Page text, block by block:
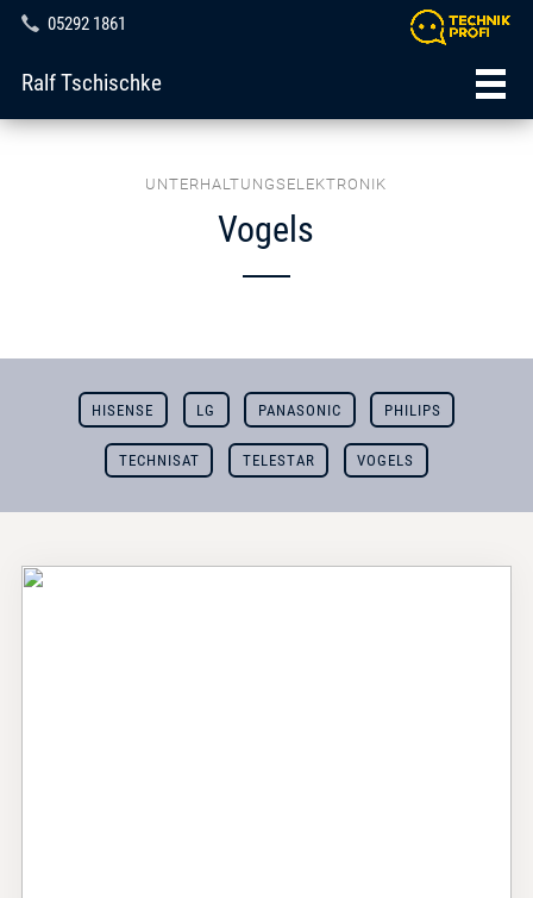
05292 1861
Ralf Tschischke
UNTERHALTUNGSELEKTRONIK
Vogels
HISENSE LG PANASONIC PHILIPS
TECHNISAT TELESTAR VOGELS